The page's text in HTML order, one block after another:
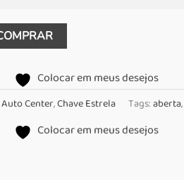
Colocar em meus desejos
Auto Center,Chave Estrela Tags:aberta,
Colocar em meus desejos